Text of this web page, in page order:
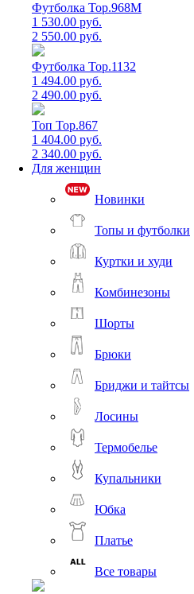
Футболка Top.968M
1 530.00 руб.
2 550.00 руб.
Футболка Top.1132
1 494.00 руб.
2 490.00 руб.
Топ Top.867
1 404.00 руб.
2 340.00 руб.
Для женщин
Новинки
Топы и футболки
Куртки и худи
Комбинезоны
Шорты
Брюки
Бриджи и тайтсы
Лосины
Термобелье
Купальники
Юбка
Платье
Все товары